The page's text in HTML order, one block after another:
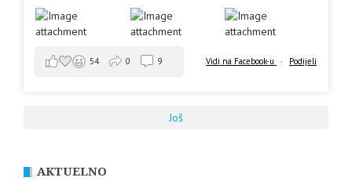
Vidi na Facebook-u · Podijeli
54 0 9
Još
AKTUELNO